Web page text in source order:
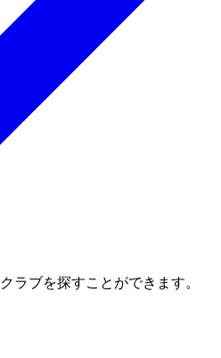
ラブを探すことができます。